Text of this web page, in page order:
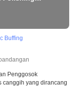
Buffing
Penggosok
canggih yang dirancang